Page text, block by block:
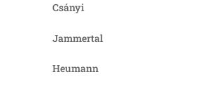
Csányi
Jammertal
Heumann